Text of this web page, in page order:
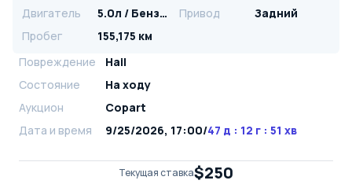
Двигатель 5.0л / Бензин Привод
Задний
Пробег
155,175 км
Повреждение
Hail
Состояние
На ходу
Аукцион
Copart
Дата и время
9/25/2026, 17:00/47 д : 12 г : 51 хв
Текущая ставка$250